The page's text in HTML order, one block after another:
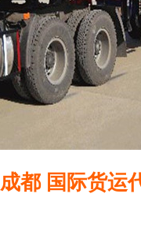
成都 国际货运